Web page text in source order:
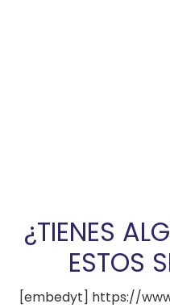
¿TIENES
ESTOS
[embedyt] https://